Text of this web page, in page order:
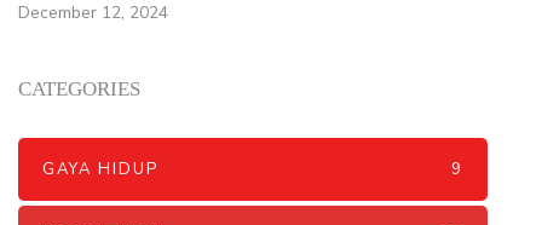
December 12, 2024
CATEGORIES
GAYA HIDUP 9